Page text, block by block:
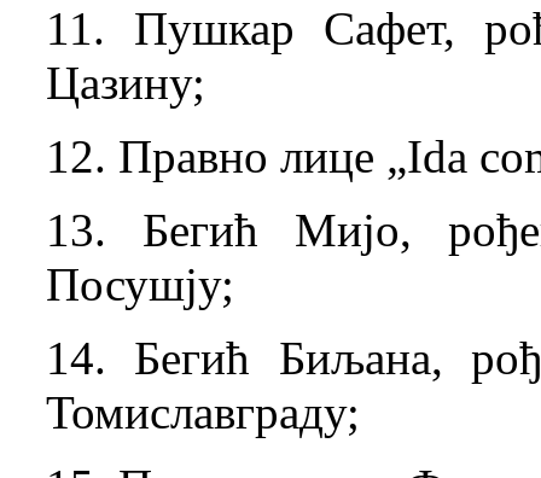
11. Пушкар Сафет,
Цазину;
12. Правно лице „Ida
13. Бегић Мијо,
Посушју;
14. Бегић Биљана,
Томиславграду;